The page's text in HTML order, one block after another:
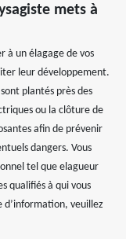
mets à
à un élagage de vos
leur développement.
plantés près des
ou la clôture de
afin de prévenir
dangers. Vous
tel que elagueur
qualifiés à qui vous
veuillez